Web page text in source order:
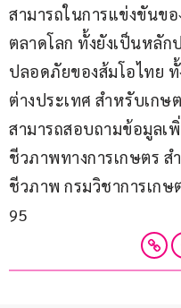
สามารถในการแข่งขันข
ตลาดโลก ทั้งยังเป็นหลั
ปลอดภัยของส้มโอไทย
ต่างประเทศ สำหรับเก
สามารถสอบถามข้อมูลเ
ชีวภาพทางการเกษตร
ชีวภาพ กรมวิชาการเก
95